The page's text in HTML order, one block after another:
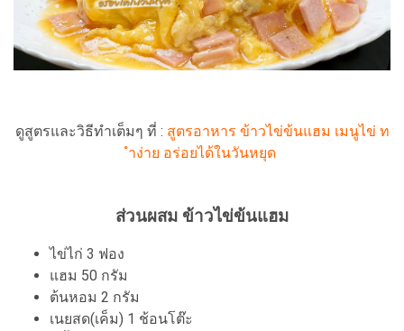
ดูสูตรและวิธีทำเต็มๆ ที่ : สูตรอาหาร ข้าวไข่ข้นแฮม เมนูไข่ ท
ำง่าย อร่อยได้ในวันหยุด
ส่วนผสม ข้าวไข่ข้นแฮม
ไข่ไก่ 3 ฟอง
แฮม 50 กรัม
ต้นหอม 2 กรัม
เนยสด(เค็ม) 1 ช้อนโต๊ะ